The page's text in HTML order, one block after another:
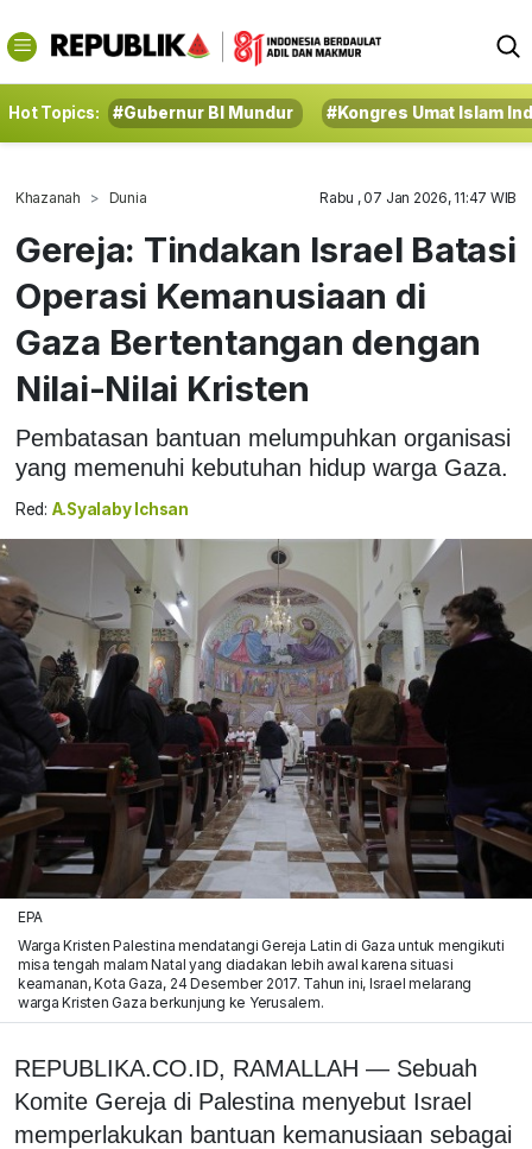
Hot Topics: #Gubernur BI Mundur #Kongres Umat Islam
Khazanah Dunia Rabu , 07 Jan 2026, 11:47 WIB
Gereja: Tindakan Israel Batasi
Operasi Kemanusiaan di
Gaza Bertentangan dengan
Nilai-Nilai Kristen
Pembatasan bantuan melumpuhkan organisasi
yang memenuhi kebutuhan hidup warga Gaza.
Red: A.Syalaby Ichsan
EPA
Warga Kristen Palestina mendatangi Gereja Latin di Gaza untuk mengikuti
misa tengah malam Natal yang diadakan lebih awal karena situasi
keamanan, Kota Gaza, 24 Desember 2017. Tahun ini, Israel melarang
warga Kristen Gaza berkunjung ke Yerusalem.
REPUBLIKA.CO.ID, RAMALLAH — Sebuah
Komite Gereja di Palestina menyebut Israel
memperlakukan bantuan kemanusiaan sebagai